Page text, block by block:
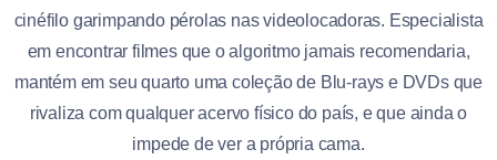
cinéfilo garimpando pérolas nas videolocadoras. Especialista
em encontrar filmes que o algoritmo jamais recomendaria,
mantém em seu quarto uma coleção de Blu-rays e DVDs que
rivaliza com qualquer acervo físico do país, e que ainda o
impede de ver a própria cama.